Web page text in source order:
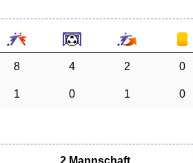
8 4 2 0
1 0 1 0